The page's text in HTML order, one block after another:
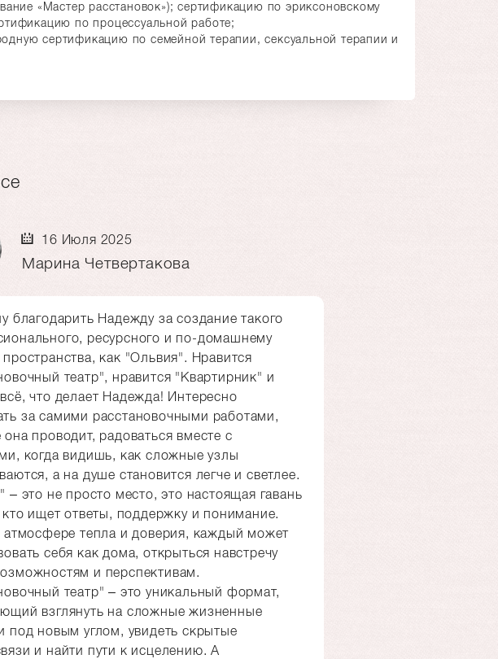
«Мастер расстановок»); сертификацию по эриксоновскому
по процессуальной работе;
сертификацию по семейной терапии, сексуальной терапии и
16 Июля 2025
Марина Четвертакова
благодарить Надежду за создание такого
ресурсного и по-домашнему
пространства, как "Ольвия". Нравится
театр", нравится "Квартирник" и
что делает Надежда! Интересно
за самими расстановочными работами,
она проводит, радоваться вместе с
когда видишь, как сложные узлы
а на душе становится легче и светлее.
– это не просто место, это настоящая гавань
кто ищет ответы, поддержку и понимание.
атмосфере тепла и доверия, каждый может
себя как дома, открыться навстречу
и перспективам.
театр" – это уникальный формат,
взглянуть на сложные жизненные
под новым углом, увидеть скрытые
и найти пути к исцелению. А